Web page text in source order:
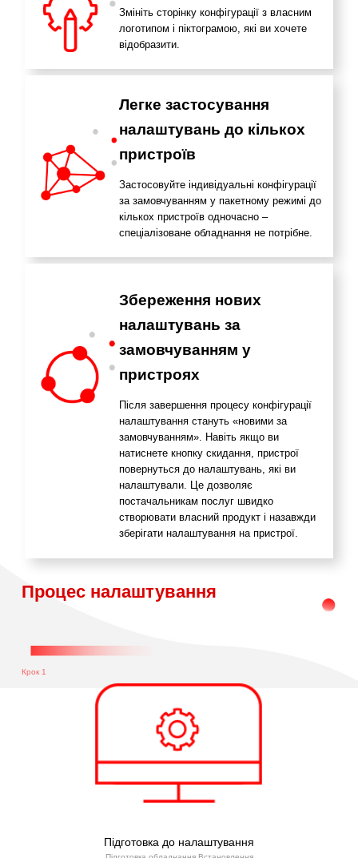
Змініть сторінку конфігурації з власним
логотипом і піктограмою, які ви хочете
відобразити.
Легке застосування
налаштувань до кількох
пристроїв
Застосовуйте індивідуальні конфігурації
за замовчуванням у пакетному режимі до
кількох пристроїв одночасно –
спеціалізоване обладнання не потрібне.
Збереження нових
налаштувань за
замовчуванням у
пристроях
Після завершення процесу конфігурації
налаштування стануть «новими за
замовчуванням». Навіть якщо ви
натиснете кнопку скидання, пристрої
повернуться до налаштувань, які ви
налаштували. Це дозволяє
постачальникам послуг швидко
створювати власний продукт і назавжди
зберігати налаштування на пристрої.
Процес налаштування
Крок 1
Підготовка до налаштування